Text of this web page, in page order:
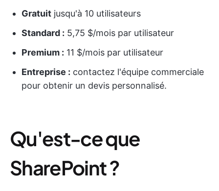
Gratuit jusqu'à 10 utilisateurs
Standard : 5,75 $/mois par utilisateur
Premium : 11 $/mois par utilisateur
Entreprise : contactez l'équipe commerciale
pour obtenir un devis personnalisé.
Qu'est-ce que
SharePoint ?